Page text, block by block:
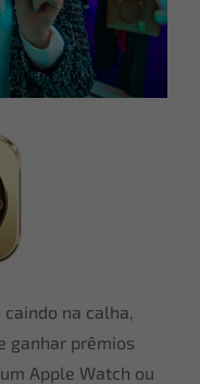
na calha,
ganhar prêmios
Apple Watch ou